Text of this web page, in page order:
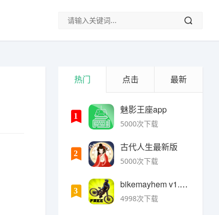
热门 点击 最新
1
魅影王座app
5000次下载
2
古代人生最新版
5000次下载
3
bikemayhem v1.6.2安卓版
4998次下载